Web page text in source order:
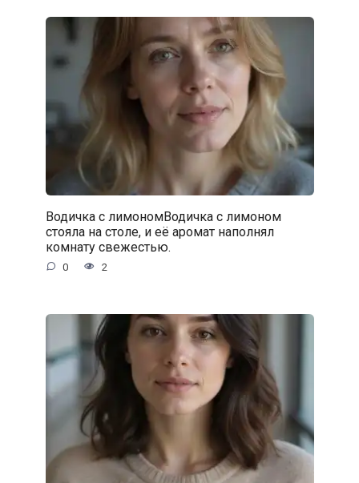
Водичка с лимономВодичка с лимоном
стояла на столе, и её аромат наполнял
комнату свежестью.
0 2